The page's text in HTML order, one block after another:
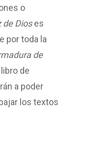
o
de Dioses
por toda la
de
de
a poder
los textos